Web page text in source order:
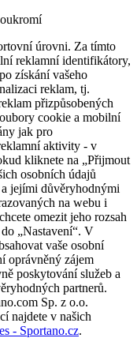
úrovni. Za tímto
reklamní identifikátory,
získání vašeho
reklam, tj.
přizpůsobených
cookie a mobilní
jak pro
aktivity - v
kliknete na „Přijmout
osobních údajů
jejími důvěryhodnými
na webu i
omezit jeho rozsah
„Nastavení“. V
vaše osobní
oprávněný zájem
poskytování služeb a
partnerů.
Sp. z o.o.
najdete v našich
- Sportano.cz.